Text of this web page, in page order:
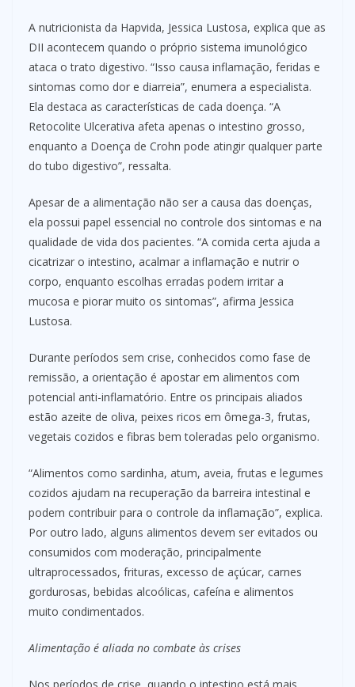
A nutricionista da Hapvida, Jessica Lustosa, explica que as
DII acontecem quando o próprio sistema imunológico
ataca o trato digestivo. “Isso causa inflamação, feridas e
sintomas como dor e diarreia”, enumera a especialista.
Ela destaca as características de cada doença. “A
Retocolite Ulcerativa afeta apenas o intestino grosso,
enquanto a Doença de Crohn pode atingir qualquer parte
do tubo digestivo”, ressalta.
Apesar de a alimentação não ser a causa das doenças,
ela possui papel essencial no controle dos sintomas e na
qualidade de vida dos pacientes. “A comida certa ajuda a
cicatrizar o intestino, acalmar a inflamação e nutrir o
corpo, enquanto escolhas erradas podem irritar a
mucosa e piorar muito os sintomas”, afirma Jessica
Lustosa.
Durante períodos sem crise, conhecidos como fase de
remissão, a orientação é apostar em alimentos com
potencial anti-inflamatório. Entre os principais aliados
estão azeite de oliva, peixes ricos em ômega-3, frutas,
vegetais cozidos e fibras bem toleradas pelo organismo.
“Alimentos como sardinha, atum, aveia, frutas e legumes
cozidos ajudam na recuperação da barreira intestinal e
podem contribuir para o controle da inflamação”, explica.
Por outro lado, alguns alimentos devem ser evitados ou
consumidos com moderação, principalmente
ultraprocessados, frituras, excesso de açúcar, carnes
gordurosas, bebidas alcoólicas, cafeína e alimentos
muito condimentados.
Alimentação é aliada no combate às crises